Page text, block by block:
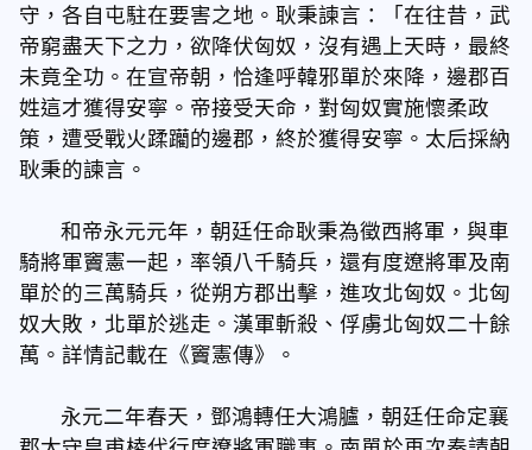
守，各自屯駐在要害之地。耿秉諫言：「在往昔，武
帝窮盡天下之力，欲降伏匈奴，沒有遇上天時，最終
未竟全功。在宣帝朝，恰逢呼韓邪單於來降，邊郡百
姓這才獲得安寧。帝接受天命，對匈奴實施懷柔政
策，遭受戰火蹂躪的邊郡，終於獲得安寧。太后採納
耿秉的諫言。
和帝永元元年，朝廷任命耿秉為徵西將軍，與車
騎將軍竇憲一起，率領八千騎兵，還有度遼將軍及南
單於的三萬騎兵，從朔方郡出擊，進攻北匈奴。北匈
奴大敗，北單於逃走。漢軍斬殺、俘虜北匈奴二十餘
萬。詳情記載在《竇憲傳》。
永元二年春天，鄧鴻轉任大鴻臚，朝廷任命定襄